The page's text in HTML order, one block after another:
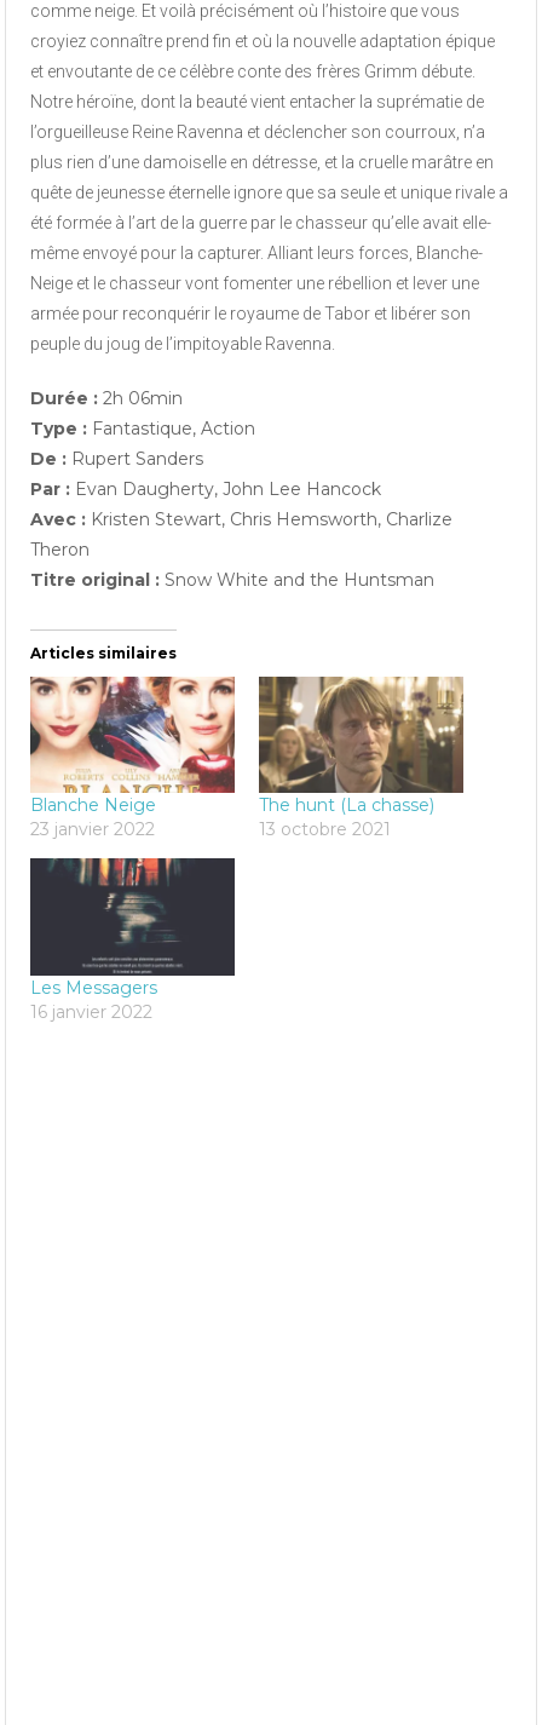
comme neige. Et voilà précisément où l’histoire que vous
croyiez connaître prend fin et où la nouvelle adaptation épique
et envoutante de ce célèbre conte des frères Grimm débute.
Notre héroïne, dont la beauté vient entacher la suprématie de
l’orgueilleuse Reine Ravenna et déclencher son courroux, n’a
plus rien d’une damoiselle en détresse, et la cruelle marâtre en
quête de jeunesse éternelle ignore que sa seule et unique rivale a
été formée à l’art de la guerre par le chasseur qu’elle avait elle-
même envoyé pour la capturer. Alliant leurs forces, Blanche-
Neige et le chasseur vont fomenter une rébellion et lever une
armée pour reconquérir le royaume de Tabor et libérer son
peuple du joug de l’impitoyable Ravenna.
Durée :2h 06min
Type : Fantastique, Action
De : Rupert Sanders
Par : Evan Daugherty, John Lee Hancock
Avec : Kristen Stewart, Chris Hemsworth, Charlize
Theron
Titre original :Snow White and the Huntsman
Articles similaires
Blanche Neige
23 janvier 2022
The hunt (La chasse)
13 octobre 2021
Les Messagers
16 janvier 2022